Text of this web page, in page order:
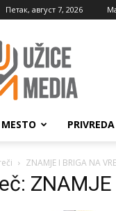
Петак, август 7, 2026
UžiceMedia
MESTO PRIVREDA
ZNAMJE I BRIGA NA
ZNAMJE